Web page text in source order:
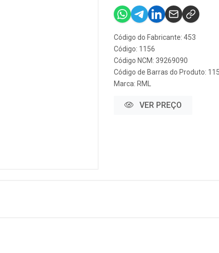
Código do Fabricante: 453
Código: 1156
Código NCM: 39269090
Código de Barras do Produto:
Marca: RML
VER PREÇO